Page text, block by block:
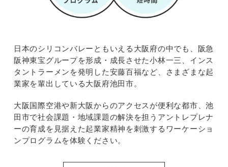
日本のシリコンバレーともいえる大阪府の中でも、阪急
阪神東宝グループを形成・成長させた小林一三、インス
タントラーメンを発明した安藤百福など、さまざまな起
業家を輩出している大阪府池田市。
大阪国際空港や新大阪からのアクセスが便利な都市、池
田市で社会課題・地域課題の解決を担うアントレプレナ
ーの育成を見据えた起業家精神を刺激するワーケーショ
ンプログラムを体験ください。